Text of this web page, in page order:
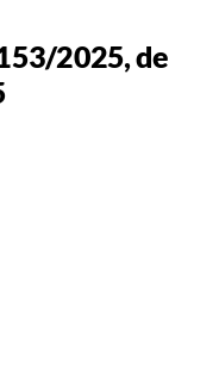
2025, de